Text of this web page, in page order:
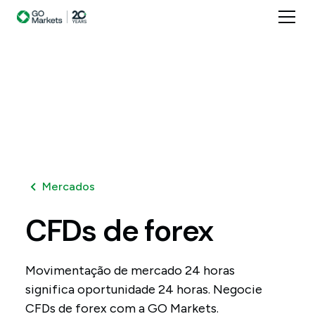
Mercados
CFDs deforex
Movimentação de mercado 24 horas
significa oportunidade 24 horas. Negocie
CFDs de forex com a GO Markets.